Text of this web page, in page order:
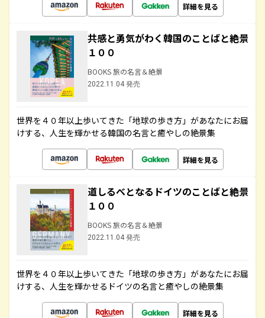
詳細を見る
共感と勇気がわく韓国のことばと絶景
１００
BOOKS 旅の名言＆絶景
2022.11.04 発売
世界を４０年以上歩いてきた「地球の歩き方」があなたにお届
けする、人生を輝かせる韓国の名言と癒やしの絶景集
詳細を見る
道しるべとなるドイツのことばと絶景
１００
BOOKS 旅の名言＆絶景
2022.11.04 発売
世界を４０年以上歩いてきた「地球の歩き方」があなたにお届
けする、人生を輝かせるドイツの名言と癒やしの絶景集
詳細を見る